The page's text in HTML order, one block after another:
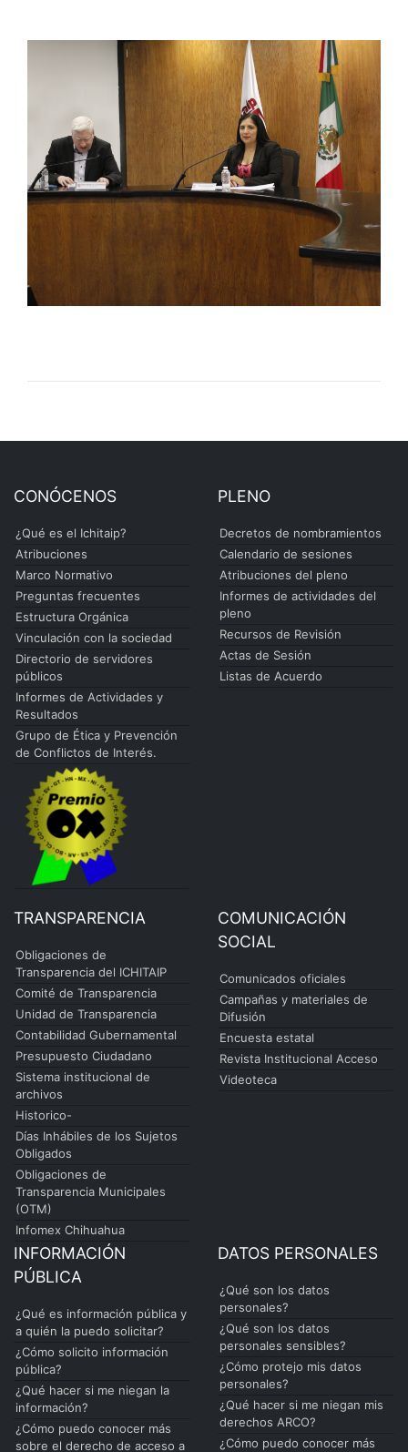
CONÓCENOS
¿Qué es el Ichitaip?
Atribuciones
Marco Normativo
Preguntas frecuentes
Estructura Orgánica
Vinculación con la sociedad
Directorio de servidores
públicos
Informes de Actividades y
Resultados
Grupo de Ética y Prevención
de Conflictos de Interés.
PLENO
Decretos de nombramientos
Calendario de sesiones
Atribuciones del pleno
Informes de actividades del
pleno
Recursos de Revisión
Actas de Sesión
Listas de Acuerdo
TRANSPARENCIA
Obligaciones de
Transparencia del ICHITAIP
Comité de Transparencia
Unidad de Transparencia
Contabilidad Gubernamental
Presupuesto Ciudadano
Sistema institucional de
archivos
Historico-
Días Inhábiles de los Sujetos
Obligados
Obligaciones de
Transparencia Municipales
(OTM)
Infomex Chihuahua
COMUNICACIÓN
SOCIAL
Comunicados oficiales
Campañas y materiales de
Difusión
Encuesta estatal
Revista Institucional Acceso
Videoteca
INFORMACIÓN
PÚBLICA
¿Qué es información pública y
a quién la puedo solicitar?
¿Cómo solicito información
pública?
¿Qué hacer si me niegan la
información?
¿Cómo puedo conocer más
sobre el derecho de acceso a
DATOS PERSONALES
¿Qué son los datos
personales?
¿Qué son los datos
personales sensibles?
¿Cómo protejo mis datos
personales?
¿Qué hacer si me niegan mis
derechos ARCO?
¿Cómo puedo conocer más